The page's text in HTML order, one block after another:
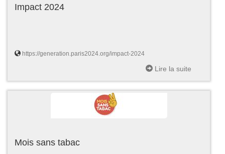
Impact 2024
https://generation.paris2024.org/impact-2024
Lire la suite
Mois sans tabac